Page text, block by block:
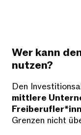
Wer kann
nutzen?
Den
mittlere
Grenzen nicht